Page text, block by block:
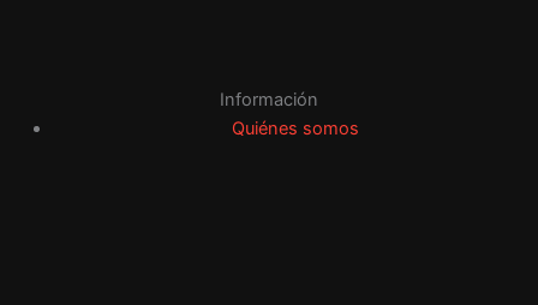
Información
Quiénes somos